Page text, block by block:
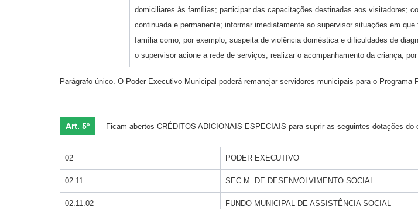
domiciliares às famílias; participar das capacitações destinadas aos visitadores;
continuada e permanente; informar imediatamente ao supervisor situações em
família como, por exemplo, suspeita de violência doméstica e dificuldades de
o supervisor acione a rede de serviços; realizar o acompanhamento da criança,
Parágrafo único. O Poder Executivo Municipal poderá remanejar servidores municipais para o Programa
Art. 5º Ficam abertos CRÉDITOS ADICIONAIS ESPECIAIS para suprir as seguintes dotações do
02 PODER EXECUTIVO
02.11 SEC.M. DE DESENVOLVIMENTO SOCIAL
02.11.02 FUNDO MUNICIPAL DE ASSISTÊNCIA SOCIAL